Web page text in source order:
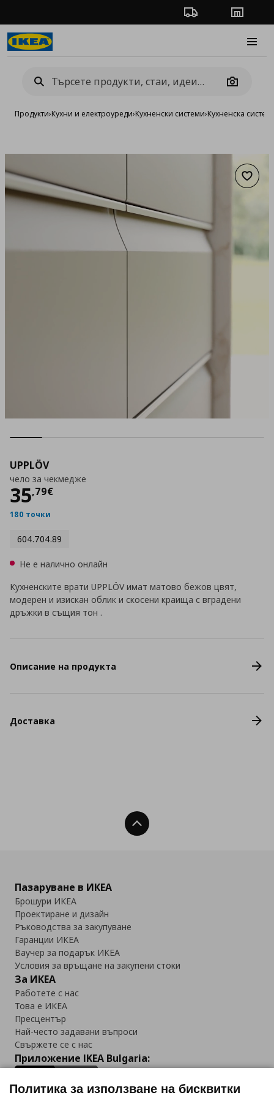
Проследяване на
Camera
Продукти›Кухни и електроуреди›Кухненски системи›Кухненска
UPPLÖV
чело за чекмедже
35,79€
Цена
180 точки
604.704.89
Не е налично онлайн
Кухненските врати UPPLÖV имат матово бежов цвят,
модерен и изискан облик и скосени краища с вградени
дръжки в същия тон .
Описание на продукта
Доставка
Нагоре
Пазаруване в ИКЕА
Брошури ИКЕА
Проектиране и дизайн
Ръководства за закупуване
Гаранции ИКЕА
Ваучер за подарък ИКЕА
Условия за връщане на закупени стоки
За ИКЕА
Работете с нас
Това е ИКЕА
Пресцентър
Най-често задавани въпроси
Свържете се с нас
Приложение IKEA Bulgaria:
Политика за използване на бисквитки